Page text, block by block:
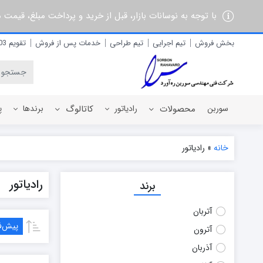
با توجه به نوسانات بازار، قبل از خرید و پرداخت مبلغ،
بخش فروش تیم اجرایی تیم طراحی خدمات پس از فروش تقویم 1403
سوربن محصولات رادیاتور
رادیاتور پره ای آلومینیومی
ایران رادیاتور
کاتالوگ برندها
خانه» رادیاتور
رادیاتور برند
آتربان
آترون
آذربان